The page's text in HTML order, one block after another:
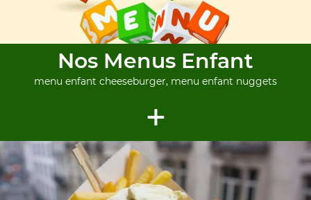
Nos Menus Enfant
menu enfant cheeseburger, menu enfant nuggets
+